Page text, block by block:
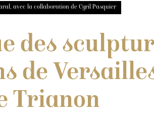
avec la collaboration de Cyril Pasquier
des
de
Trianon